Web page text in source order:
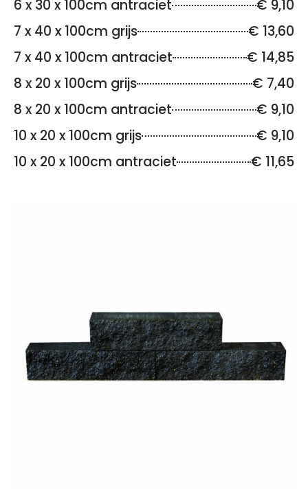
6 x 30 x 100cm antraciet
€ 9,10
7 x 40 x 100cm grijs
€ 13,60
7 x 40 x 100cm antraciet
€ 14,85
8 x 20 x 100cm grijs
€ 7,40
8 x 20 x 100cm antraciet
€ 9,10
10 x 20 x 100cm grijs
€ 9,10
10 x 20 x 100cm antraciet
€ 11,65